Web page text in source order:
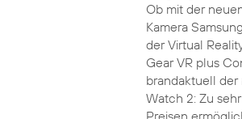
Ob mit der
Kamera
der Virtual
Gear VR plus
brandaktuell
Watch 2: Zu
Preisen